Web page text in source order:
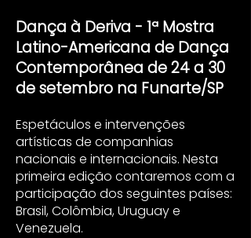
Dança à Deriva - 1ª Mostra
Latino-Americana de Dança
Contemporânea de 24 a 30
de setembro na Funarte/SP
Espetáculos e intervenções
artísticas de companhias
nacionais e internacionais. Nesta
primeira edição contaremos com a
participação dos seguintes países:
Brasil, Colômbia, Uruguay e
Venezuela.